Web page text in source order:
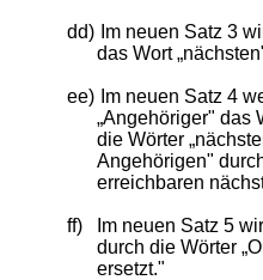
dd)
Im neuen Satz 3
das Wort
ee)
Im neuen Satz 4
„Angehöriger" das
die Wörter
Angehörigen"
erreichbaren
ff)
Im neuen Satz 5
durch die Wörter
ersetzt."